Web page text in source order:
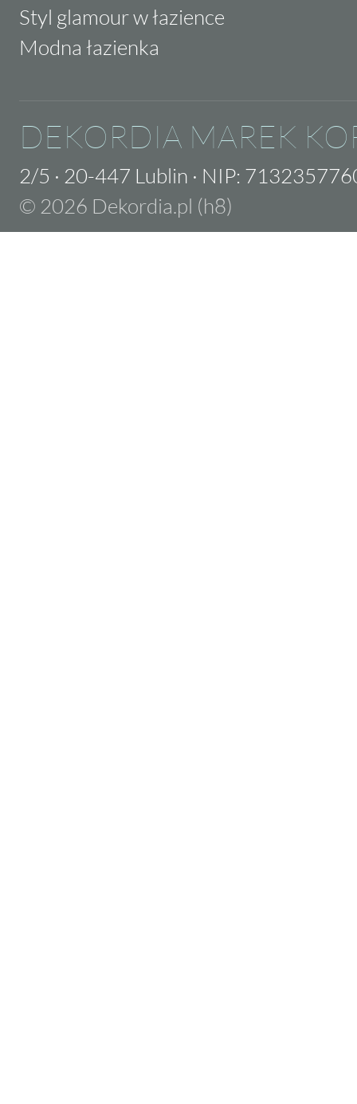
Styl glamour w łazience
Modna łazienka
DEKORDIA MAREK
2/5 · 20-447 Lublin · NIP:
© 2026 Dekordia.pl (h8)